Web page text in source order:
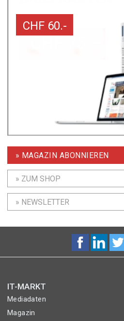
CHF 60.-
» MAGAZIN ABONNIEREN
» ZUM SHOP
» NEWSLETTER
IT-MARKT
Mediadaten
Magazin